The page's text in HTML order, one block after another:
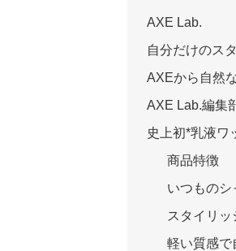
AXE Lab.
自分だけのス
AXEから自然
AXE Lab.編集
史上初*乳液ワ
商品特徴
いつものシ
スタイリ
軽い質感で